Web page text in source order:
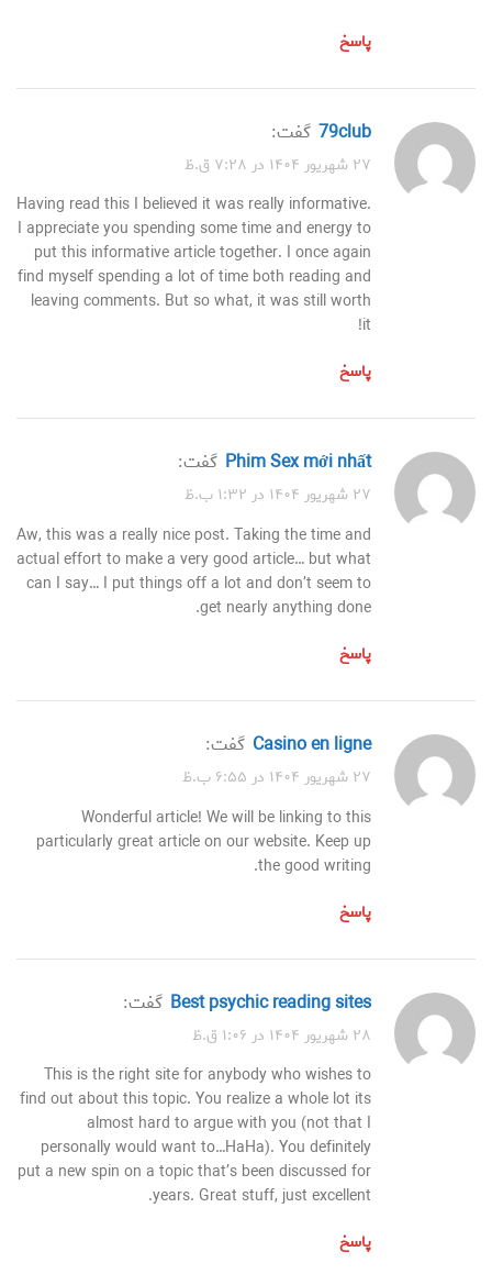
پاسخ
79club گفت:
۲۷ شهریور ۱۴۰۴ در ۷:۲۸ ق.ظ
Having read this I believed it was really informative.
I appreciate you spending some time and energy to
put this informative article together. I once again
find myself spending a lot of time both reading and
leaving comments. But so what, it was still worth
it!
پاسخ
Phim Sex mới nhất گفت:
۲۷ شهریور ۱۴۰۴ در ۱:۳۲ ب.ظ
Aw, this was a really nice post. Taking the time and
actual effort to make a very good article… but what
can I say… I put things off a lot and don’t seem to
get nearly anything done.
پاسخ
casino en ligne گفت:
۲۷ شهریور ۱۴۰۴ در ۶:۵۵ ب.ظ
Wonderful article! We will be linking to this
particularly great article on our website. Keep up
the good writing.
پاسخ
best psychic reading sites گفت:
۲۸ شهریور ۱۴۰۴ در ۱:۰۶ ق.ظ
This is the right site for anybody who wishes to
find out about this topic. You realize a whole lot its
almost hard to argue with you (not that I
personally would want to…HaHa). You definitely
put a new spin on a topic that’s been discussed for
years. Great stuff, just excellent.
پاسخ